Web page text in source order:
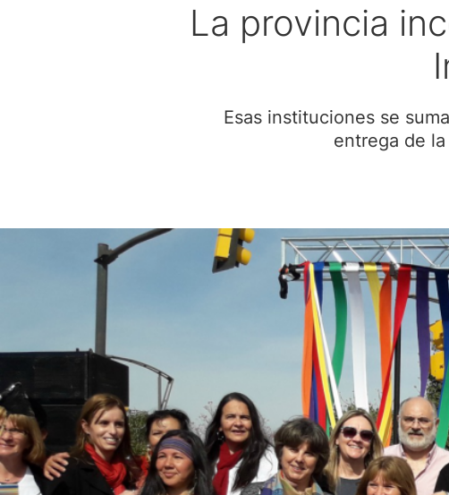
La provincia
Esas instituciones se
entrega de